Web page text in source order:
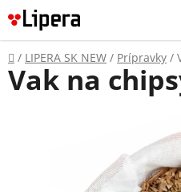
Prejsť
na
obsah
Domov
/ LIPERA SK NEW / Prípravky /
Vak na